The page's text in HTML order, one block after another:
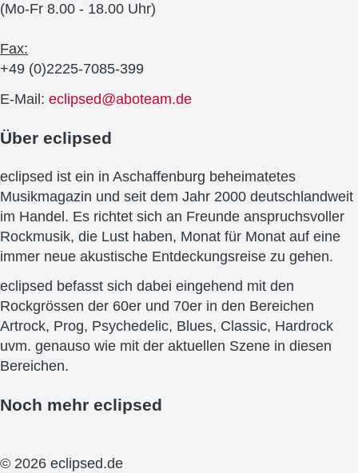
(Mo-Fr 8.00 - 18.00 Uhr)
Fax:
+49 (0)2225-7085-399
E-Mail: eclipsed@aboteam.de
Über eclipsed
eclipsed ist ein in Aschaffenburg beheimatetes
Musikmagazin und seit dem Jahr 2000 deutschlandweit
im Handel. Es richtet sich an Freunde anspruchsvoller
Rockmusik, die Lust haben, Monat für Monat auf eine
immer neue akustische Entdeckungsreise zu gehen.
eclipsed befasst sich dabei eingehend mit den
Rockgrössen der 60er und 70er in den Bereichen
Artrock, Prog, Psychedelic, Blues, Classic, Hardrock
uvm. genauso wie mit der aktuellen Szene in diesen
Bereichen.
Noch mehr eclipsed
© 2026 eclipsed.de